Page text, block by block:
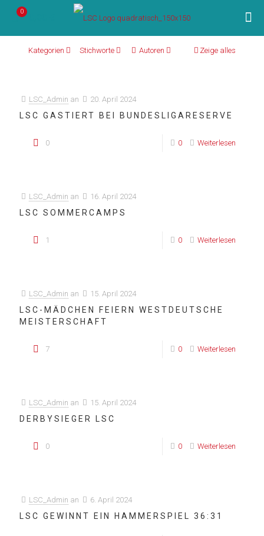
0
Kategorien Stichworte Autoren Zeige alles
LSC_Admin an 20. April 2024
LSC GASTIERT BEI BUNDESLIGARESERVE
0 0 Weiterlesen
LSC_Admin an 16. April 2024
LSC SOMMERCAMPS
1 0 Weiterlesen
LSC_Admin an 15. April 2024
LSC-MÄDCHEN FEIERN WESTDEUTSCHE
MEISTERSCHAFT
7 0 Weiterlesen
LSC_Admin an 15. April 2024
DERBYSIEGER LSC
0 0 Weiterlesen
LSC_Admin an 6. April 2024
LSC GEWINNT EIN HAMMERSPIEL 36:31